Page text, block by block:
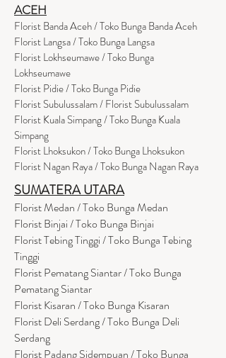
ACEH
Florist Banda Aceh / Toko Bunga Banda Aceh
Florist Langsa / Toko Bunga Langsa
Florist Lokhseumawe / Toko Bunga
Lokhseumawe
Florist Pidie / Toko Bunga Pidie
Florist Subulussalam / Florist Subulussalam
Florist Kuala Simpang / Toko Bunga Kuala
Simpang
Florist Lhoksukon / Toko Bunga Lhoksukon
Florist Nagan Raya / Toko Bunga Nagan Raya
SUMATERA UTARA
Florist Medan / Toko Bunga Medan
Florist Binjai / Toko Bunga Binjai
Florist Tebing Tinggi / Toko Bunga Tebing
Tinggi
Florist Pematang Siantar / Toko Bunga
Pematang Siantar
Florist Kisaran / Toko Bunga Kisaran
Florist Deli Serdang / Toko Bunga Deli
Serdang
Florist Padang Sidempuan / Toko Bunga